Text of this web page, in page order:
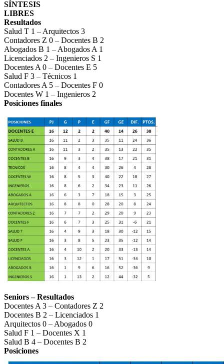
SÍNTESIS
LIBRES
Resultados
Salud T 1 – Arquitectos 3
Contadores Z 0 – Docentes B 2
Abogados B 1 – Abogados A 1
Licenciados 2 – Ingenieros S 1
Docentes A 0 – Docentes E 5
Salud F 3 – Técnicos 1
Contadores A 5 – Docentes F 0
Docentes W 1 – Ingenieros 2
Posiciones finales
Seniors – Resultados
Docentes A 3 – Contadores Z 2
Docentes B 2 – Licenciados 1
Arquitectos 0 – Abogados 0
Salud F 1 – Docentes X 1
Salud B 4 – Docentes B 2
Posiciones